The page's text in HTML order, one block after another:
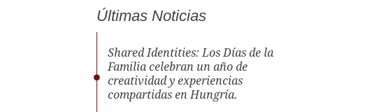
Últimas Noticias
Shared Identities: Los Días de la
Familia celebran un año de
creatividad y experiencias
compartidas en Hungría.